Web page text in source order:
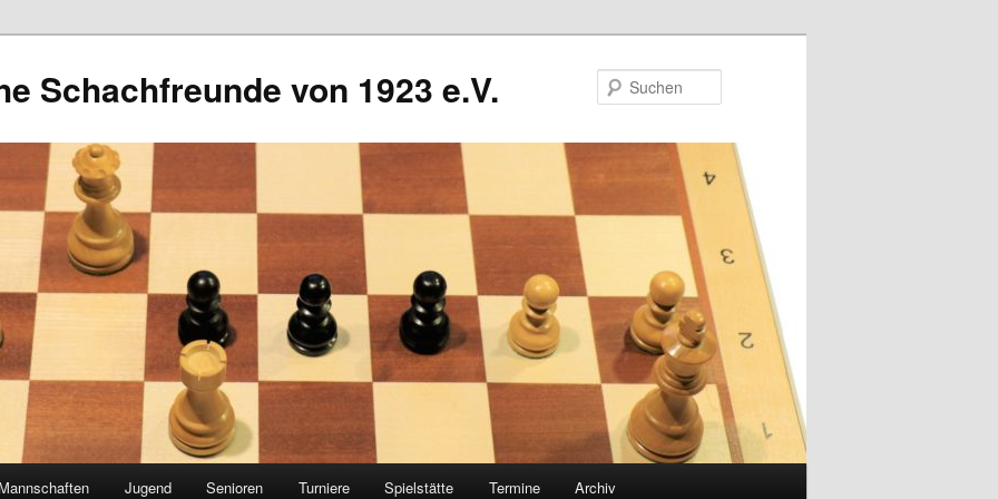
Schachfreunde von 1923 e.V.
Mannschaften Jugend Senioren Turniere Spielstätte Termine Archiv